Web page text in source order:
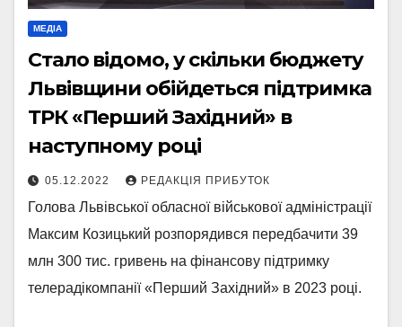
МЕДІА
Стало відомо, у скільки бюджету
Львівщини обійдеться підтримка
ТРК «Перший Західний» в
наступному році
05.12.2022 РЕДАКЦІЯ ПРИБУТОК
Голова Львівської обласної військової адміністрації
Максим Козицький розпорядився передбачити 39
млн 300 тис. гривень на фінансову підтримку
телерадікомпанії «Перший Західний» в 2023 році.